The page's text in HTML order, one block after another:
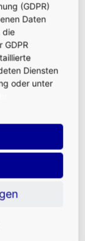
ist
Standorts,
Infrastruktur
in
der
(GDPR)
Daten
die
GDPR
Diensten
oder unter